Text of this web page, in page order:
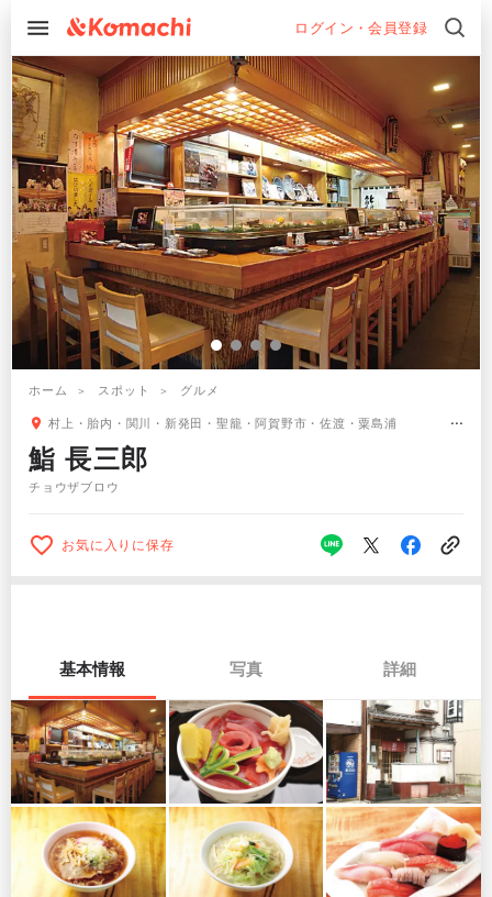
ログイン・会員登録
ホーム スポット グルメ
村上・胎内・関川・新発田・聖籠・阿賀野市・佐渡・粟島浦
鮨 長三郎
チョウザブロウ
お気に入りに保存
基本情報 写真 詳細